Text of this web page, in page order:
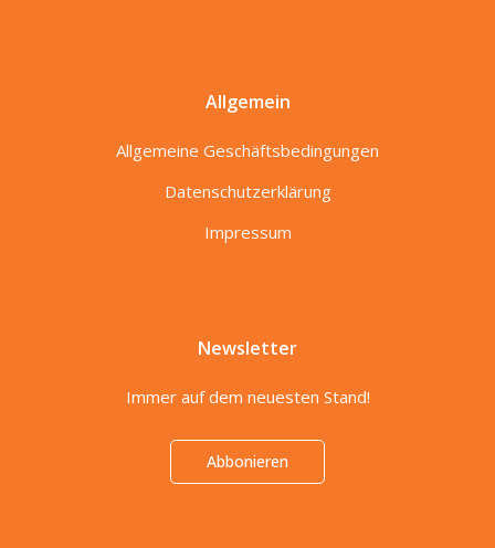
Allgemein
Allgemeine Geschäftsbedingungen
Datenschutzerklärung
Impressum
Newsletter
Immer auf dem neuesten Stand!
Abbonieren